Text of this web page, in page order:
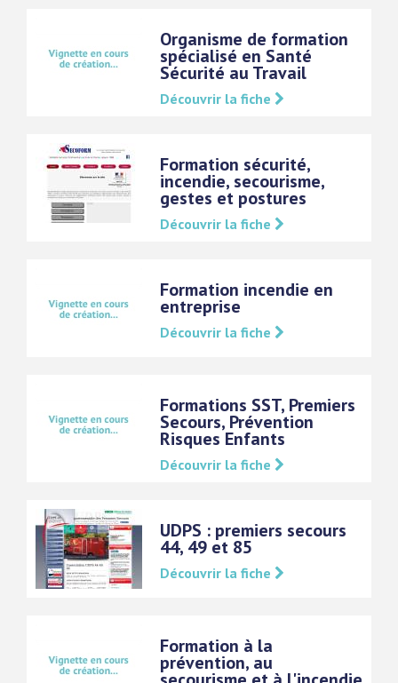
Organisme de formation
spécialisé en Santé
Sécurité au Travail
Découvrir la fiche
Formation sécurité,
incendie, secourisme,
gestes et postures
Découvrir la fiche
Formation incendie en
entreprise
Découvrir la fiche
Formations SST, Premiers
Secours, Prévention
Risques Enfants
Découvrir la fiche
UDPS : premiers secours
44, 49 et 85
Découvrir la fiche
Formation à la
prévention, au